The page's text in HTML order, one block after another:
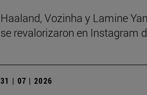
Haaland, Vozinha y Lamine
se revalorizaron en Instagram
31 | 07 | 2026